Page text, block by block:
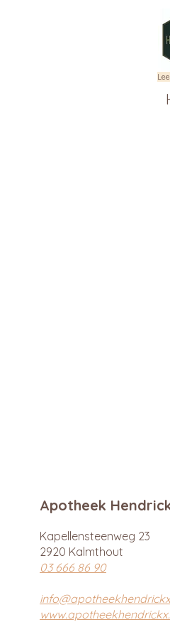
Apotheek
Kapellensteenweg 23
2920 Kalmthout
03 666 86 90